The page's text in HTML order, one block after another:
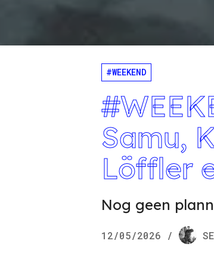
#WEEKEND
Samu,
Löffler
Nog geen
12/05/2026 /